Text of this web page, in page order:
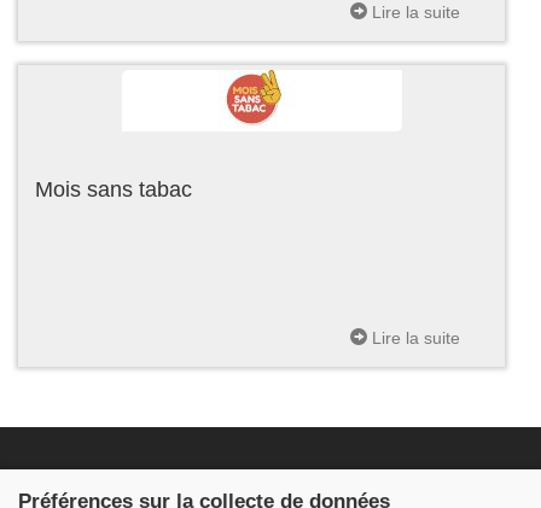
Lire la suite
Mois sans tabac
Lire la suite
Préférences sur la collecte de données